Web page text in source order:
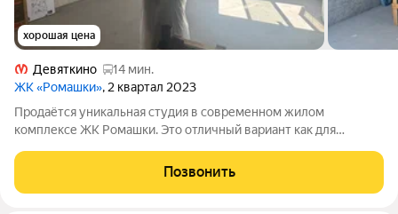
хорошая цена
Девяткино
14 мин.
ЖК «Ромашки», 2 квартал 2023
Продаётся уникальная студия в современном жилом
комплексе ЖК Ромашки. Это отличный вариант как для
квартиру можно сдавать сразу после завершения ремонта.
Ключевое преимущество планировки
Позвонить